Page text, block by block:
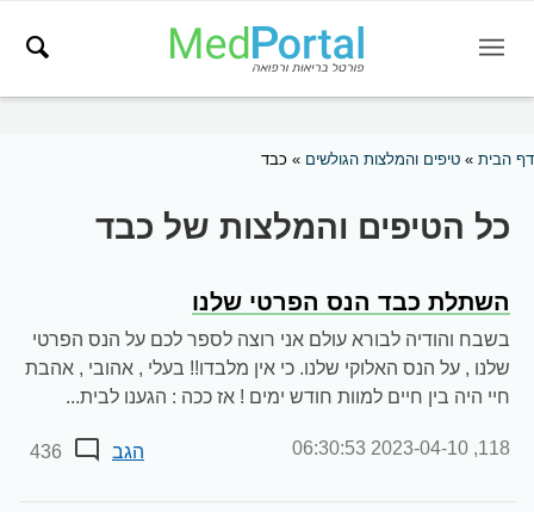
דף הבית » טיפים והמלצות הגולשים » כבד
כל הטיפים והמלצות של כבד
השתלת כבד הנס הפרטי שלנו
בשבח והודיה לבורא עולם אני רוצה לספר לכם על הנס הפרטי
שלנו , על הנס האלוקי שלנו. כי אין מלבדו!! בעלי , אהובי , אהבת
חיי היה בין חיים למוות חודש ימים ! אז ככה : הגענו לבית...
118,
2023-04-10 06:30:53 הגב 436